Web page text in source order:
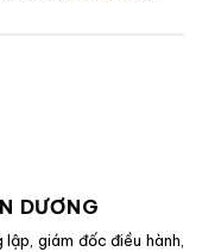
DƯƠNG
giám đốc điều hành,